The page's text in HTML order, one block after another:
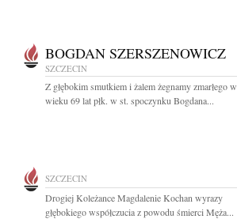
BOGDAN SZERSZENOWICZ
SZCZECIN
Z głębokim smutkiem i żalem żegnamy zmarłego w
wieku 69 lat płk. w st. spoczynku Bogdana...
SZCZECIN
Drogiej Koleżance Magdalenie Kochan wyrazy
głębokiego współczucia z powodu śmierci Męża...